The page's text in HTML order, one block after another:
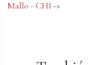
Mallo - CHI->